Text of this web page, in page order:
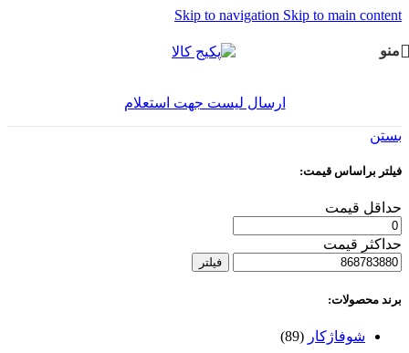
Skip to navigation Skip to main content
منو
ارسال لیست جهت استعلام
بستن
فیلتر براساس قیمت:
حداقل قیمت
حداکثر قیمت
فیلتر
برند محصولات:
شوفاژکار (89)